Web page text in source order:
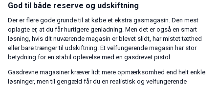
God til både reserve og udskiftning
Der er flere gode grunde til at købe et ekstra gasmagasin. Den mest
oplagte er, at du får hurtigere genladning. Men det er også en smart
løsning, hvis dit nuværende magasin er blevet slidt, har mistet tæthed
eller bare trænger til udskiftning. Et velfungerende magasin har stor
betydning for en stabil oplevelse med en gasdrevet pistol.
Gasdrevne magasiner kræver lidt mere opmærksomhed end helt enkle
løsninger, men til gengæld får du en realistisk og velfungerende